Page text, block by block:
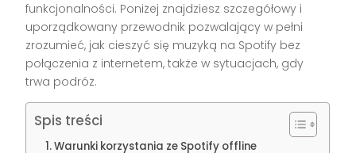
funkcjonalności. Poniżej znajdziesz szczegółowy i
uporządkowany przewodnik pozwalający w pełni
zrozumieć, jak cieszyć się muzyką na Spotify bez
połączenia z internetem, także w sytuacjach, gdy
trwa podróż.
Spis treści
Warunki korzystania ze Spotify offline